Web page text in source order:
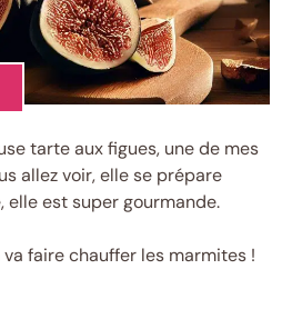
tarte aux figues, une de mes
allez voir, elle se prépare
est super gourmande.
faire chauffer les marmites !